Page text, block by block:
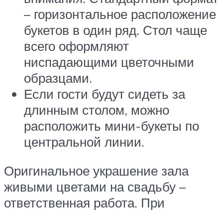
– горизонтальное расположение
букетов в один ряд. Стол чаще
всего оформляют
ниспадающими цветочными
образцами.
Если гости будут сидеть за
длинным столом, можно
расположить мини-букеты по
центральной линии.
Оригинальное украшение зала
живыми цветами на свадьбу –
ответственная работа. При